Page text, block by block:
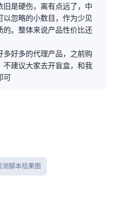
是硬伤，离LAX有点远了，中
以忽略的小数目，作为少见
优质的。整体来说产品性价比还
多的代理proxies产品，之前购
不建议大家去开盲盒，和我
可
测脚本结果图